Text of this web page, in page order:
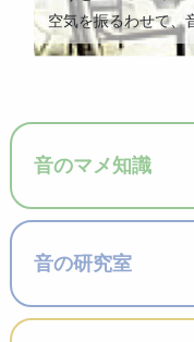
空気を振るわせて、音
声・音楽の情報を聴取
音のマメ知識
音の研究室